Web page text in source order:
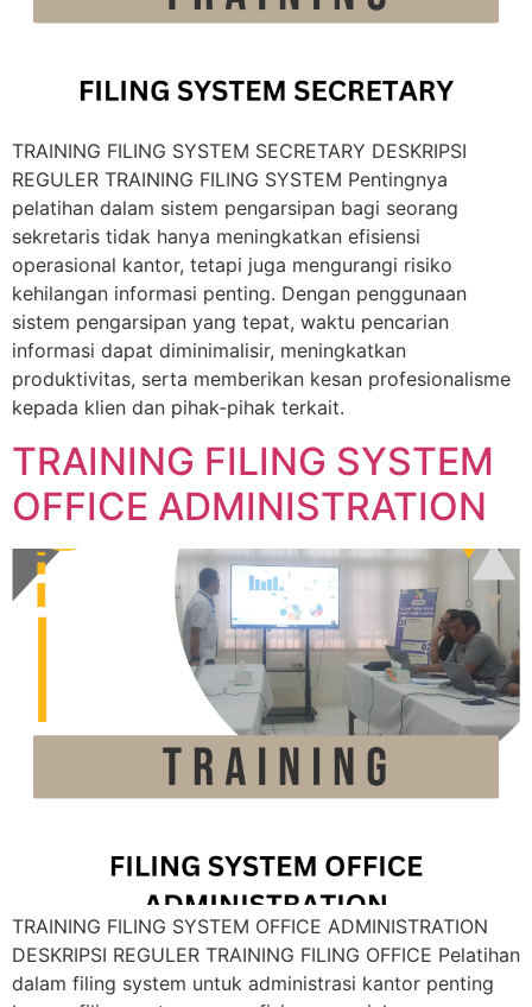
TRAINING FILING SYSTEM SECRETARY DESKRIPSI
REGULER TRAINING FILING SYSTEM Pentingnya
pelatihan dalam sistem pengarsipan bagi seorang
sekretaris tidak hanya meningkatkan efisiensi
operasional kantor, tetapi juga mengurangi risiko
kehilangan informasi penting. Dengan penggunaan
sistem pengarsipan yang tepat, waktu pencarian
informasi dapat diminimalisir, meningkatkan
produktivitas, serta memberikan kesan profesionalisme
kepada klien dan pihak-pihak terkait.
TRAINING FILING SYSTEM
OFFICE ADMINISTRATION
TRAINING FILING SYSTEM OFFICE ADMINISTRATION
DESKRIPSI REGULER TRAINING FILING OFFICE Pelatihan
dalam filing system untuk administrasi kantor penting